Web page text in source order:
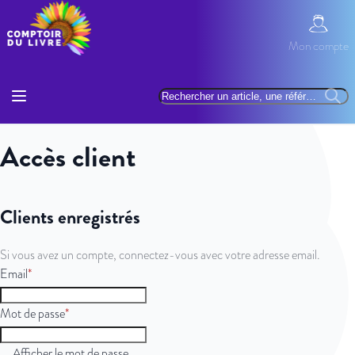
Allez au contenu
Rechercher
Mon
Mon compte
Accès client
Clients enregistrés
Si vous avez un compte, connectez-vous avec votre adresse email.
Email
Mot de passe